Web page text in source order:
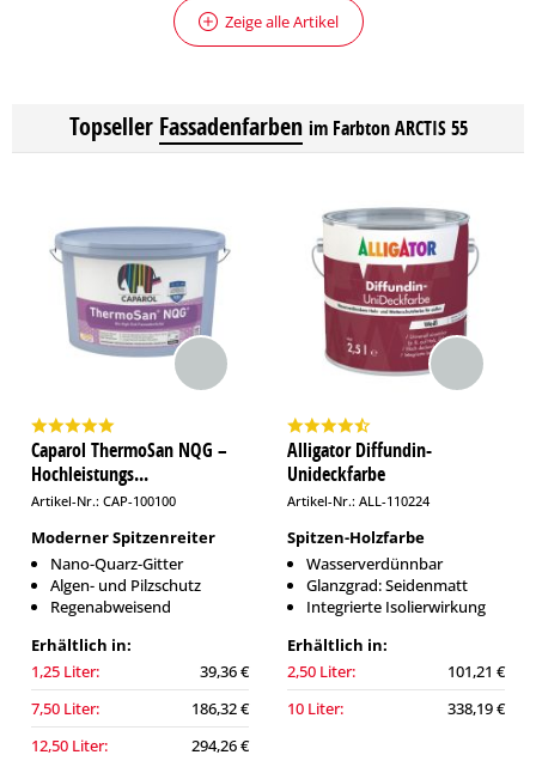
Zeige alle Artikel
Topseller Fassadenfarben im Farbton ARCTIS 55
Caparol ThermoSan NQG –
Hochleistungs...
Artikel-Nr.: CAP-100100
Moderner Spitzenreiter
Nano-Quarz-Gitter
Algen- und Pilzschutz
Regenabweisend
Erhältlich in:
1,25 Liter:
39,36 €
7,50 Liter:
186,32 €
12,50 Liter:
294,26 €
Alligator Diffundin-
Unideckfarbe
Artikel-Nr.: ALL-110224
Spitzen-Holzfarbe
Wasserverdünnbar
Glanzgrad: Seidenmatt
Integrierte Isolierwirkung
Erhältlich in:
2,50 Liter:
101,21 €
10 Liter:
338,19 €